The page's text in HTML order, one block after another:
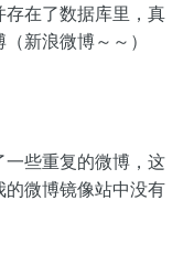
在了数据库里，真
新浪微博～～）
些重复的微博，这
微博镜像站中没有